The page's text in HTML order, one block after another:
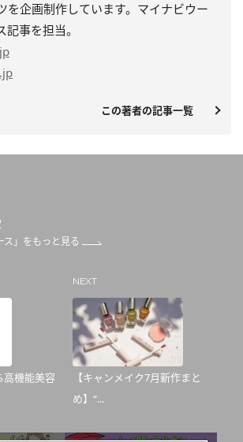
を企画制作しています。マイナビウー
事を担当。
この著者の記事一覧
ス」をもっと見る
高機能美容
NEXT
【キャンメイク7月新作まと
め】“...